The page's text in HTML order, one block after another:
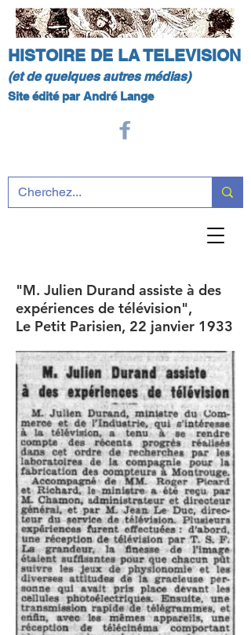
HISTOIRE DE LA TELEVISION
(et de quelques autres médias)
Site édité par André Lange
"M. Julien Durand assiste à des
expériences de télévision",
Le Petit Parisien, 22 janvier 1933